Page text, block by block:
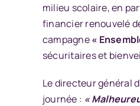
milieu scolaire, en
financier renouvelé
campagne«
sécuritaires et
Le directeur général
journée : «